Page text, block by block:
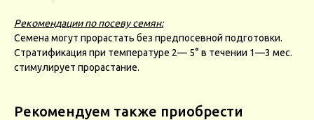
Рекомендации по посеву семян:
Семена могут прорастать без предпосевной подготовки.
Стратификация при температуре 2— 5° в течении 1—3 мес.
стимулирует прорастание.
Рекомендуем также приобрести